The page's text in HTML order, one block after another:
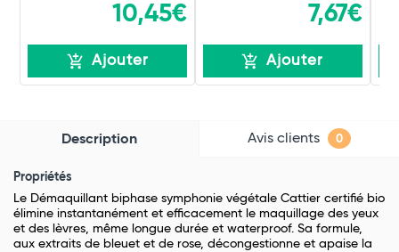
10,45€
Ajouter
7,67€
Ajouter
Description Avis clients 0
Propriétés
Le Démaquillant biphase symphonie végétale Cattier certifié bio
élimine instantanément et efficacement le maquillage des yeux
et des lèvres, même longue durée et waterproof. Sa formule,
aux extraits de bleuet et de rose, décongestionne et apaise la